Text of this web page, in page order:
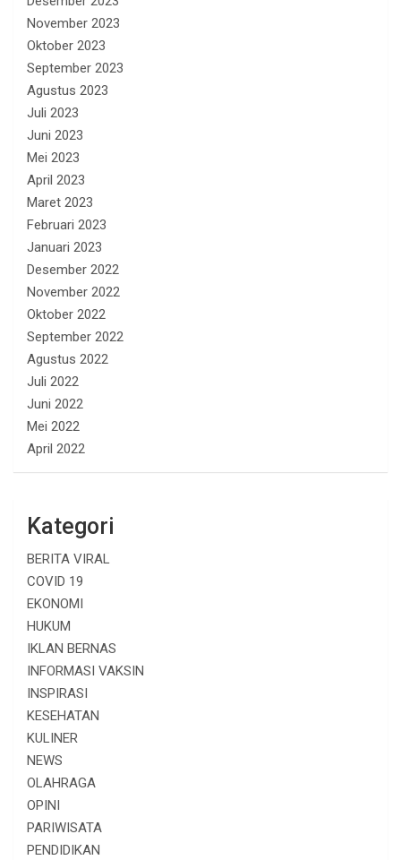
November 2023
Oktober 2023
September 2023
Agustus 2023
Juli 2023
Juni 2023
Mei 2023
April 2023
Maret 2023
Februari 2023
Januari 2023
Desember 2022
November 2022
Oktober 2022
September 2022
Agustus 2022
Juli 2022
Juni 2022
Mei 2022
April 2022
Kategori
BERITA VIRAL
COVID 19
EKONOMI
HUKUM
IKLAN BERNAS
INFORMASI VAKSIN
INSPIRASI
KESEHATAN
KULINER
NEWS
OLAHRAGA
OPINI
PARIWISATA
PENDIDIKAN